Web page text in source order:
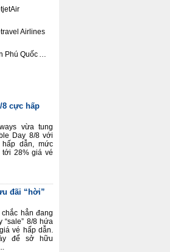
Airlines
Sun Phú Quốc Airways
Airways
8 cực hấp
vừa tung
Day 8/8 với
dẫn, mức
tới 28% giá vé
đãi “hời”
hẳn đang
“sale” 8/8 hứa
vé hấp dẫn.
để sở hữu